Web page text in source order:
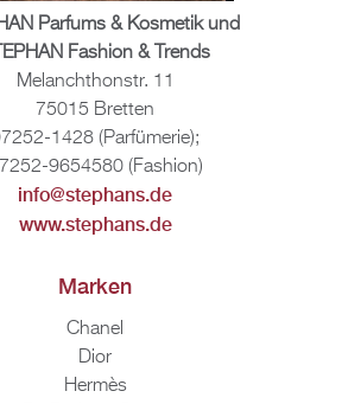
Par­fums & Kos­me­tik und
Fa­shion & Trends
Me­lan­chthon­str. 11
75015 Brett­en
1428 (Par­fü­me­rie);
9654580 (Fa­shion)
info@​stephans.​de
www.​stephans.​de
Mar­ken
Cha­nel
Dior
Her­mès